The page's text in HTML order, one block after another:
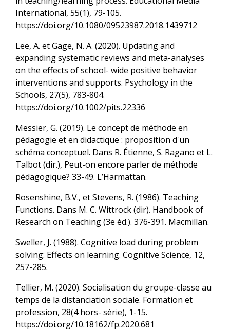
International, 55(1), 79-105.
https://doi.org/10.1080/09523987.2018.1439712
Lee, A. et Gage, N. A. (2020). Updating and
expanding systematic reviews and meta-analyses
on the effects of school- wide positive behavior
interventions and supports. Psychology in the
Schools, 27(5), 783-804.
https://doi.org/10.1002/pits.22336
Messier, G. (2019). Le concept de méthode en
pédagogie et en didactique : proposition d'un
schéma conceptuel. Dans R. Étienne, S. Ragano et L.
Talbot (dir.), Peut-on encore parler de méthode
pédagogique? 33-49. L’Harmattan.
Rosenshine, B.V., et Stevens, R. (1986). Teaching
Functions. Dans M. C. Wittrock (dir). Handbook of
Research on Teaching (3e éd.). 376-391. Macmillan.
Sweller, J. (1988). Cognitive load during problem
solving: Effects on learning. Cognitive Science, 12,
257-285.
Tellier, M. (2020). Socialisation du groupe-classe au
temps de la distanciation sociale. Formation et
profession, 28(4 hors- série), 1-15.
https://doi.org/10.18162/fp.2020.681